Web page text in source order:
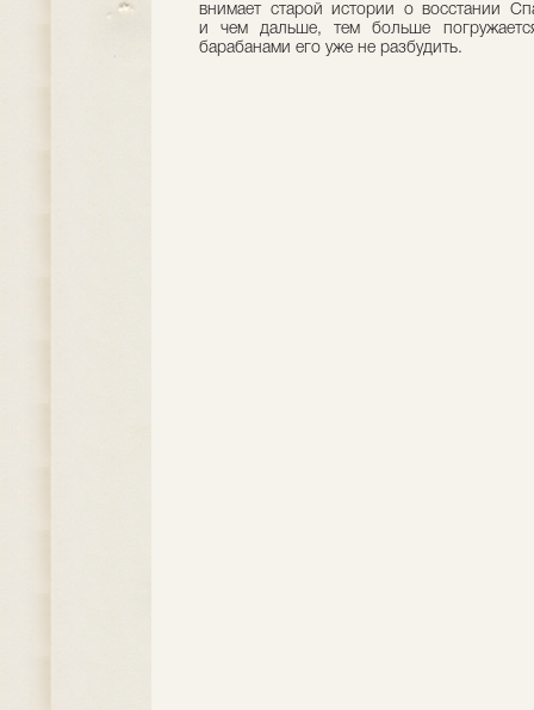
внимает старой истории о восстании
и чем дальше, тем больше
барабанами его уже не разбудить.